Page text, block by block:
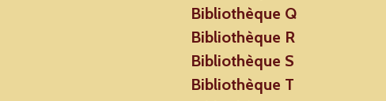
Bibliothèque Q
Bibliothèque R
Bibliothèque S
Bibliothèque T